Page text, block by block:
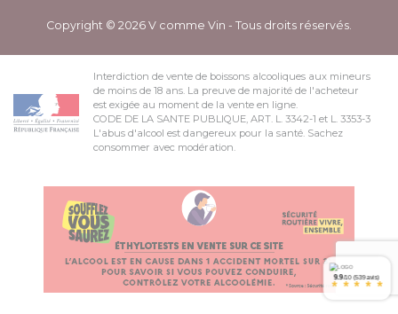
Copyright © 2026 V comme Vin - Tous droits réservés.
Interdiction de vente de boissons alcooliques aux mineurs
de moins de 18 ans. La preuve de majorité de l'acheteur
est exigée au moment de la vente en ligne.
CODE DE LA SANTE PUBLIQUE, ART. L. 3342-1 et L. 3353-3
L'abus d'alcool est dangereux pour la santé. Sachez
consommer avec modération.
9.9/10 (539 avis)
* * * * *